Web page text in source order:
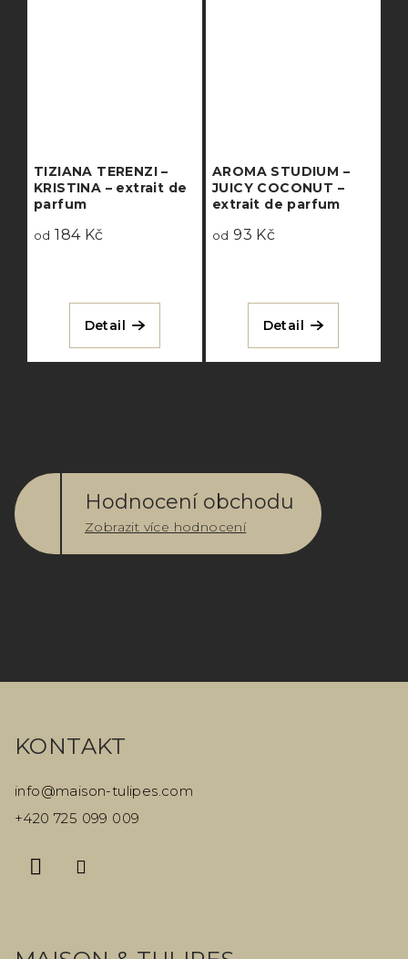
TIZIANA TERENZI –
KRISTINA – extrait de
parfum
od 184 Kč
Detail
AROMA STUDIUM –
JUICY COCONUT –
extrait de parfum
od 93 Kč
Detail
Hodnocení obchodu
Zobrazit více hodnocení
KONTAKT
info@maison-tulipes.com
+420 725 099 009